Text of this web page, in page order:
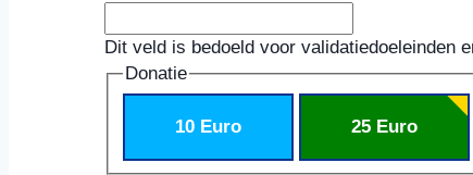
Dit veld is bedoeld voor validatiedoeleinden
Donatie
10 Euro 25 Euro